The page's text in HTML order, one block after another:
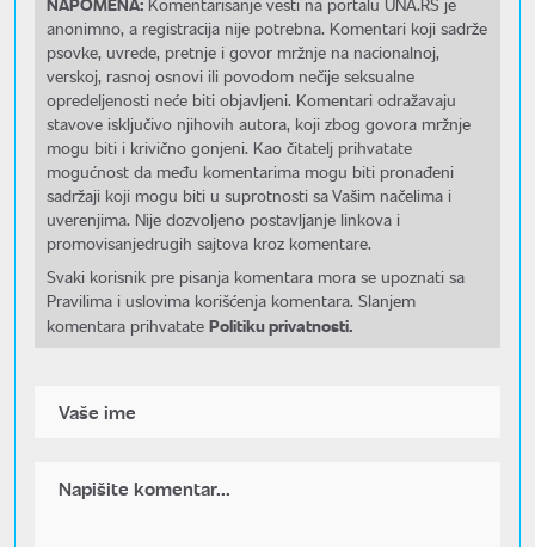
anonimno, a registracija nije potrebna. Komentari koji sadrže
psovke, uvrede, pretnje i govor mržnje na nacionalnoj,
verskoj, rasnoj osnovi ili povodom nečije seksualne
opredeljenosti neće biti objavljeni. Komentari odražavaju
stavove isključivo njihovih autora, koji zbog govora mržnje
mogu biti i krivično gonjeni. Kao čitatelj prihvatate
mogućnost da među komentarima mogu biti pronađeni
sadržaji koji mogu biti u suprotnosti sa Vašim načelima i
uverenjima. Nije dozvoljeno postavljanje linkova i
promovisanjedrugih sajtova kroz komentare.
Svaki korisnik pre pisanja komentara mora se upoznati sa
Pravilima i uslovima korišćenja komentara. Slanjem
komentara prihvatate Politiku privatnosti.